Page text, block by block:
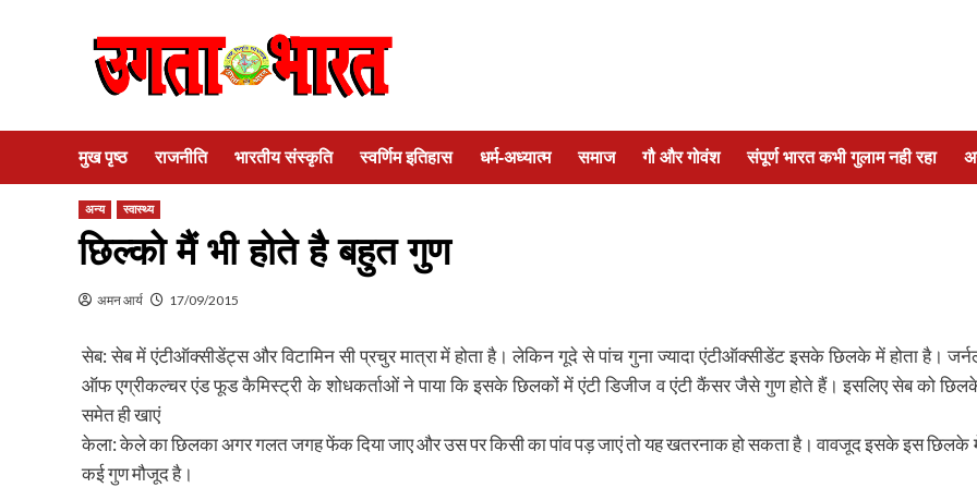
मुख पृष्ठ राजनीति भारतीय संस्कृति स्वर्णिम इतिहास धर्म-अध्यात्म समाज गौ और गोवंश संपूर्ण भारत कभी गुलाम नही रहा
अन्य स्वास्थ्य
छिल्को मैं भी होते है बहुत गुण
अमन आर्य 17/09/2015
सेब: सेब में एंटीऑक्सीडेंट्स और विटामिन सी प्रचुर मात्रा में होता है। लेकिन गूदे से पांच गुना ज्यादा एंटीऑक्सीडेंट इसके छिलके में होता है।
ऑफ एग्रीकल्चर एंड फूड कैमिस्ट्री के शोधकर्ताओं ने पाया कि इसके छिलकों में एंटी डिजीज व एंटी कैंसर जैसे गुण होते हैं। इसलिए सेब को
समेत ही खाएं
केला: केले का छिलका अगर गलत जगह फेंक दिया जाए और उस पर किसी का पांव पड़ जाएं तो यह खतरनाक हो सकता है। वावजूद इसके इस छिलके
कई गुण मौजूद है।